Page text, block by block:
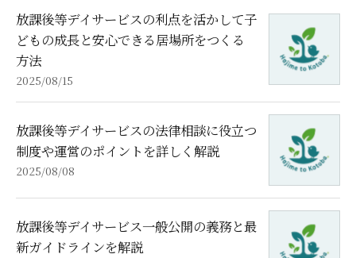
放課後等デイサービスの利点を活かして子
どもの成長と安心できる居場所をつくる
方法
2025/08/15
放課後等デイサービスの法律相談に役立つ
制度や運営のポイントを詳しく解説
2025/08/08
放課後等デイサービス一般公開の義務と最
新ガイドラインを解説